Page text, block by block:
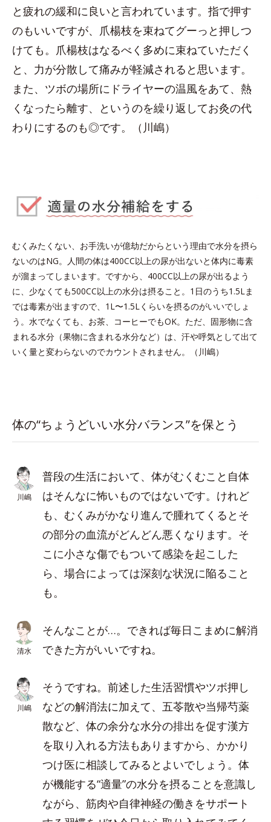
と疲れの緩和に良いと言われています。指で押す
のもいいですが、爪楊枝を束ねてグーっと押しつ
けても。爪楊枝はなるべく多めに束ねていただく
と、力が分散して痛みが軽減されると思います。
また、ツボの場所にドライヤーの温風をあて、熱
くなったら離す、というのを繰り返してお灸の代
わりにするのも◎です。（川嶋）
むくみたくない、お手洗いが億劫だからという理由で水分を摂ら
ないのはNG。人間の体は400CC以上の尿が出ないと体内に毒素
が溜まってしまいます。ですから、400CC以上の尿が出るよう
に、少なくても500CC以上の水分は摂ること。1日のうち1.5Lま
では毒素が出ますので、1L〜1.5Lくらいを摂るのがいいでしょ
う。水でなくても、お茶、コーヒーでもOK。ただ、固形物に含
まれる水分（果物に含まれる水分など）は、汗や呼気として出て
いく量と変わらないのでカウントされません。（川嶋）
体の“ちょうどいい水分バランス”を保とう
川嶋
普段の生活において、体がむくむこと自体
はそんなに怖いものではないです。けれど
も、むくみがかなり進んで腫れてくるとそ
の部分の血流がどんどん悪くなります。そ
こに小さな傷でもついて感染を起こした
ら、場合によっては深刻な状況に陥ること
も。
清水
そんなことが…。できれば毎日こまめに解消
できた方がいいですね。
川嶋
そうですね。前述した生活習慣やツボ押し
などの解消法に加えて、五苓散や当帰芍薬
散など、体の余分な水分の排出を促す漢方
を取り入れる方法もありますから、かかり
つけ医に相談してみるとよいでしょう。体
が機能する“適量”の水分を摂ることを意識し
ながら、筋肉や自律神経の働きをサポート